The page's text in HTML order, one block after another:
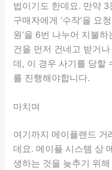
법이기도 한데요. 만약
구매자에게 ‘수작’을 요
원’을 6번 나누어 지불
건을 먼저 건네고 받거
데, 이 경우 사기를 당할
를 진행해야합니다.
마치며
여기까지 메이플랜드 거
데요. 메이플 시스템 상
생하는 것을 늦추기 위